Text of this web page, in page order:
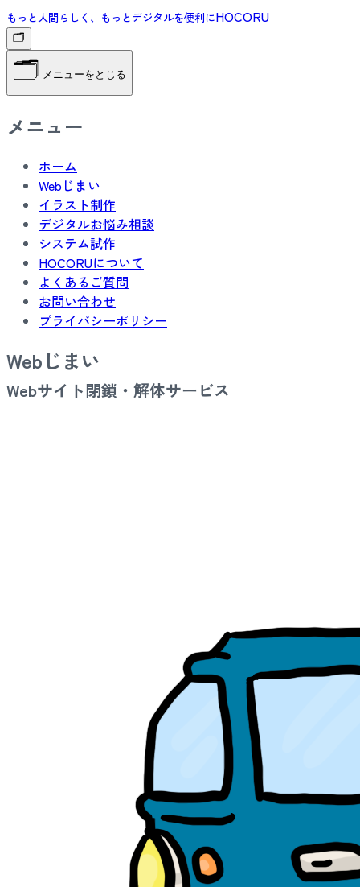
もっと人間らしく、もっとデジタルを便利にHOCORU
🗂️
🗂️ メニューをとじる
メニュー
ホーム
Webじまい
イラスト制作
デジタルお悩み相談
システム試作
HOCORUについて
よくあるご質問
お問い合わせ
プライバシーポリシー
Webじまい
Webサイト閉鎖・解体サービス